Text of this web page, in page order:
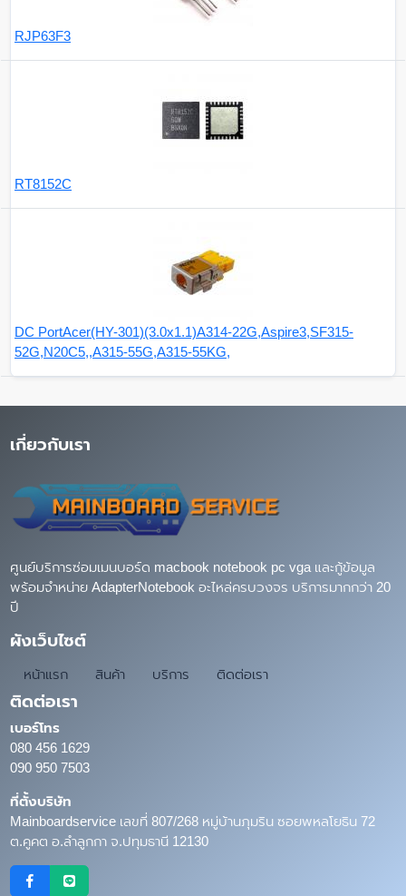
RJP63F3
RT8152C
DC PortAcer(HY-301)(3.0x1.1)A314-22G,Aspire3,SF315-
52G,N20C5,,A315-55G,A315-55KG,
เกี่ยวกับเรา
ศูนย์บริการซ่อมเมนบอร์ด macbook notebook pc vga และกู้ข้อมูล
พร้อมจำหน่าย AdapterNotebook อะไหล่ครบวงจร บริการมากกว่า 20
ปี
ผังเว็บไซต์
หน้าแรก สินค้า บริการ ติดต่อเรา
ติดต่อเรา
เบอร์โทร
080 456 1629
090 950 7503
ที่ตั้งบริษัท
Mainboardservice เลขที่ 807/268 หมู่บ้านภุมริน ซอยพหลโยธิน 72
ต.คูคต อ.ลำลูกกา จ.ปทุมธานี 12130